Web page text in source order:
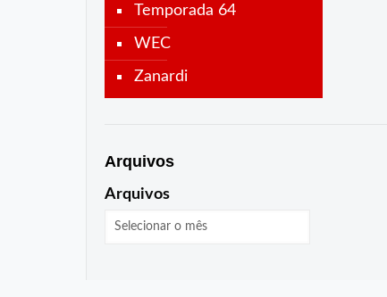
Temporada 64
WEC
Zanardi
Arquivos
Arquivos